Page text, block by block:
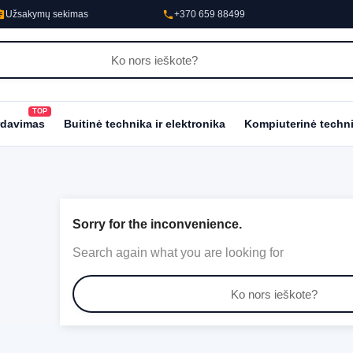
Užsakymų sekimas phone+370 659 88499
TOP
Buitinė technika ir elektronika Kompiuterinė
Sorry for the inconvenience.
Search again what you are looking for